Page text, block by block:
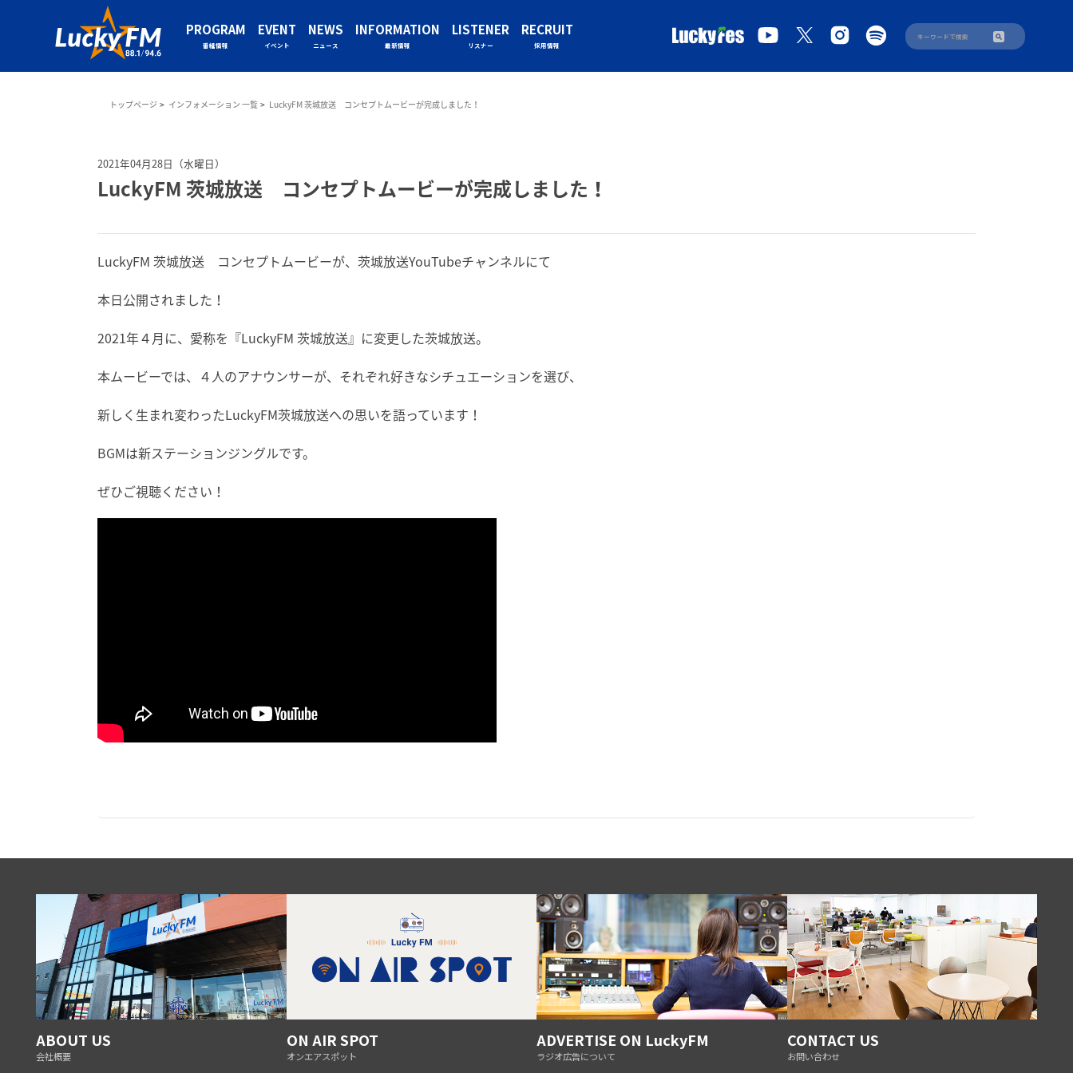
PROGRAM
番組情報
EVENT
イベント
NEWS
ニュース
INFORMATION
最新情報
LISTENER
リスナー
RECRUIT
採用情報
トップページ インフォメーション 一覧 LuckyFM 茨城放送 コンセプトムービーが完成しました！
2021年04月28日（水曜日）
LuckyFM 茨城放送 コンセプトムービーが完成しました！
LuckyFM 茨城放送 コンセプトムービーが、茨城放送YouTubeチャンネルにて
本日公開されました！
2021年４月に、愛称を『LuckyFM 茨城放送』に変更した茨城放送。
本ムービーでは、４人のアナウンサーが、それぞれ好きなシチュエーションを選び、
新しく生まれ変わったLuckyFM茨城放送への思いを語っています！
BGMは新ステーションジングルです。
ぜひご視聴ください！
ABOUT US
会社概要
ON AIR SPOT
オンエアスポット
ADVERTISE ON LuckyFM
ラジオ広告について
CONTACT US
お問い合わせ